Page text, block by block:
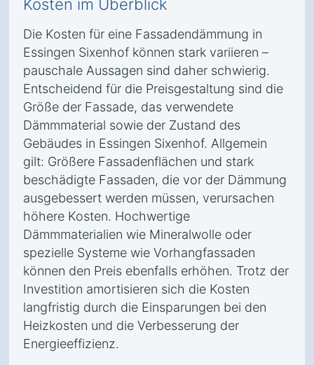
Kosten im Überblick
Die Kosten für eine Fassadendämmung in
Essingen Sixenhof können stark variieren –
pauschale Aussagen sind daher schwierig.
Entscheidend für die Preisgestaltung sind die
Größe der Fassade, das verwendete
Dämmmaterial sowie der Zustand des
Gebäudes in Essingen Sixenhof. Allgemein
gilt: Größere Fassadenflächen und stark
beschädigte Fassaden, die vor der Dämmung
ausgebessert werden müssen, verursachen
höhere Kosten. Hochwertige
Dämmmaterialien wie Mineralwolle oder
spezielle Systeme wie Vorhangfassaden
können den Preis ebenfalls erhöhen. Trotz der
Investition amortisieren sich die Kosten
langfristig durch die Einsparungen bei den
Heizkosten und die Verbesserung der
Energieeffizienz.